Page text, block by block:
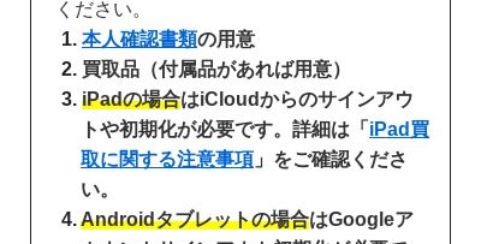
ください。
本人確認書類の用意
買取品（付属品があれば用意）
iPadの場合はiCloudからのサインアウ
トや初期化が必要です。詳細は「 iPad買
取に関する注意事項 」をご確認くださ
い。
Androidタブレットの場合はGoogleア